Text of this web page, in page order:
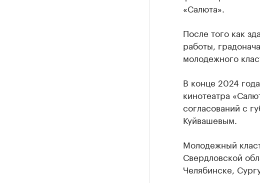
«Салюта».
После того как
работы,
молодежного
В конце 2024
кинотеатра
согласований с
Куйвашевым.
Молодежный
Свердловской
Челябинске,